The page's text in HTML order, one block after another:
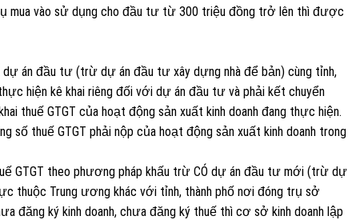
mua vào sử dụng cho đầu tư từ 300 triệu đồng trở lên thì được
án đầu tư (trừ dự án đầu tư xây dựng nhà để bản) cùng tỉnh,
hiện kê khai riêng đối với dự án đầu tư và phải kết chuyển
thuế GTGT của hoạt động sản xuất kinh doanh đang thực hiện.
thuế GTGT phải nộp của hoạt động sản xuất kinh doanh trong
GTGT theo phương pháp khấu trừ CÓ dự án đầu tư mới (trừ dự
thuộc Trung ương khác với tỉnh, thành phố nơi đóng trụ sở
đăng ký kinh doanh, chưa đăng ký thuế thì cơ sở kinh doanh lập